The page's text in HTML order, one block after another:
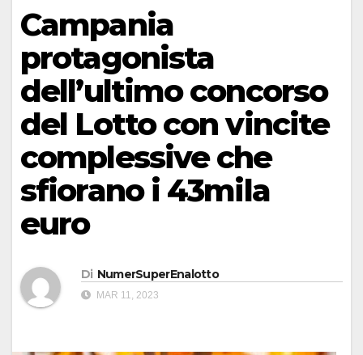
Campania
protagonista
dell’ultimo concorso
del Lotto con vincite
complessive che
sfiorano i 43mila
euro
Di NumerSuperEnalotto
MAR 11, 2023